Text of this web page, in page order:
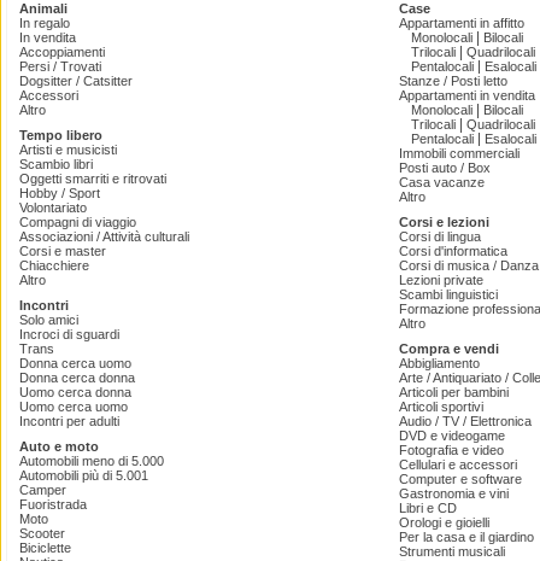
Animali
In regalo
In vendita
Accoppiamenti
Persi / Trovati
Dogsitter / Catsitter
Accessori
Altro
Tempo libero
Artisti e musicisti
Scambio libri
Oggetti smarriti e ritrovati
Hobby / Sport
Volontariato
Compagni di viaggio
Associazioni / Attività culturali
Corsi e master
Chiacchiere
Altro
Incontri
Solo amici
Incroci di sguardi
Trans
Donna cerca uomo
Donna cerca donna
Uomo cerca donna
Uomo cerca uomo
Incontri per adulti
Auto e moto
Automobili meno di 5.000
Automobili più di 5.001
Camper
Fuoristrada
Moto
Scooter
Biciclette
Case
Appartamenti in affitto
Monolocali
Bilocali
Trilocali
Quadrilocali
Pentalocali
Esalocali
Stanze / Posti letto
Appartamenti in vendita
Monolocali
Bilocali
Trilocali
Quadrilocali
Pentalocali
Esalocali
Immobili commerciali
Posti auto / Box
Casa vacanze
Altro
Corsi e lezioni
Corsi di lingua
Corsi d'informatica
Corsi di musica /
Lezioni private
Scambi linguistici
Formazione
Altro
Compra e vendi
Abbigliamento
Arte / Antiquariato /
Articoli per bambini
Articoli sportivi
Audio / TV / Elettronica
DVD e videogame
Fotografia e video
Cellulari e accessori
Computer e software
Gastronomia e vini
Libri e CD
Orologi e gioielli
Per la casa e il giardino
Strumenti musicali